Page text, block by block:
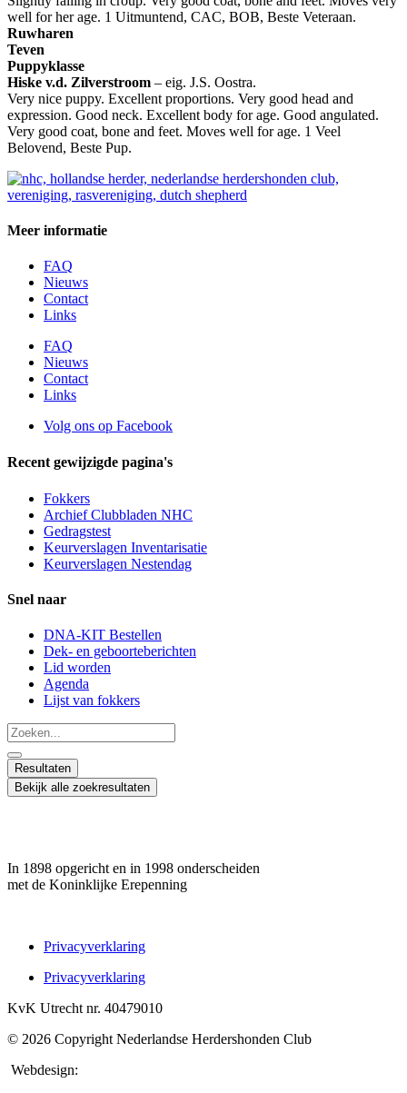
well for her age. 1 Uitmuntend, CAC, BOB, Beste Veteraan.
Ruwharen
Teven
Puppyklasse
Hiske v.d. Zilverstroom – eig. J.S. Oostra.
Very nice puppy. Excellent proportions. Very good head and
expression. Good neck. Excellent body for age. Good angulated.
Very good coat, bone and feet. Moves well for age. 1 Veel
Belovend, Beste Pup.
Meer informatie
FAQ
Nieuws
Contact
Links
FAQ
Nieuws
Contact
Links
Volg ons op Facebook
Recent gewijzigde pagina's
Fokkers
Archief Clubbladen NHC
Gedragstest
Keurverslagen Inventarisatie
Keurverslagen Nestendag
Snel naar
DNA-KIT Bestellen
Dek- en geboorteberichten
Lid worden
Agenda
Lijst van fokkers
Search
...
Resultaten
Bekijk alle zoekresultaten
In 1898 opgericht en in 1998 onderscheiden
met de Koninklijke Erepenning
Privacyverklaring
Privacyverklaring
KvK Utrecht nr. 40479010
© 2026 Copyright Nederlandse Herdershonden Club
Webdesign: